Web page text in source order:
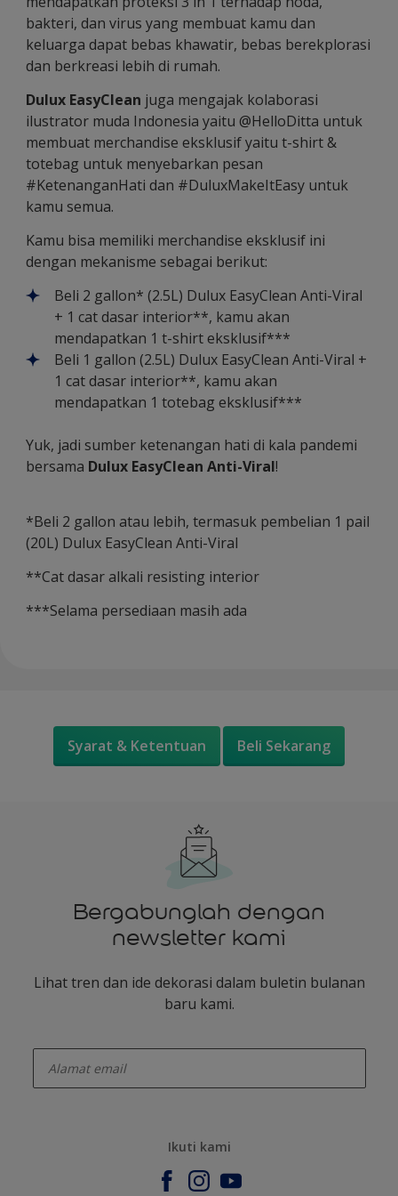
bakteri, dan virus yang membuat kamu dan
keluarga dapat bebas khawatir, bebas berekplorasi
dan berkreasi lebih di rumah.
Dulux EasyClean juga mengajak kolaborasi
ilustrator muda Indonesia yaitu @HelloDitta untuk
membuat merchandise eksklusif yaitu t-shirt &
totebag untuk menyebarkan pesan
#KetenanganHati dan #DuluxMakeItEasy untuk
kamu semua.
Kamu bisa memiliki merchandise eksklusif ini
dengan mekanisme sebagai berikut:
Beli 2 gallon* (2.5L) Dulux EasyClean Anti-Viral
+ 1 cat dasar interior**, kamu akan
mendapatkan 1 t-shirt eksklusif***
Beli 1 gallon (2.5L) Dulux EasyClean Anti-Viral +
1 cat dasar interior**, kamu akan
mendapatkan 1 totebag eksklusif***
Yuk, jadi sumber ketenangan hati di kala pandemi
bersama Dulux EasyClean Anti-Viral!
*Beli 2 gallon atau lebih, termasuk pembelian 1 pail
(20L) Dulux EasyClean Anti-Viral
**Cat dasar alkali resisting interior
***Selama persediaan masih ada
Syarat & Ketentuan Beli Sekarang
Bergabunglah dengan
newsletter kami
Lihat tren dan ide dekorasi dalam buletin bulanan
baru kami.
Ikuti kami